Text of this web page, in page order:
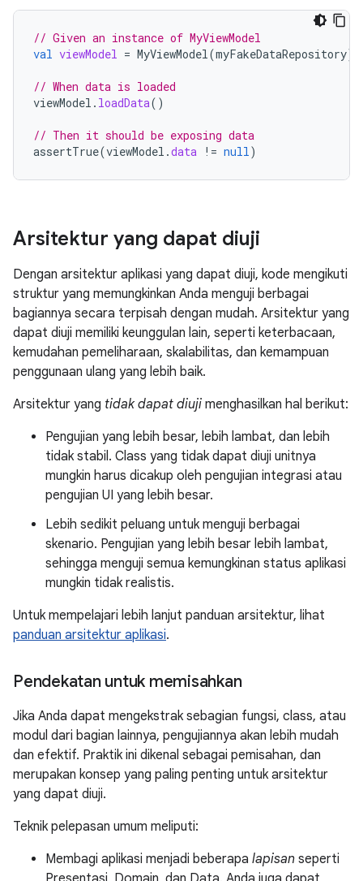
// Given an instance of MyViewModel
val viewModel = MyViewModel (myFakeDataRepository)
// When data is loaded
viewModel . loadData()
// Then it should be exposing data
assertTrue(viewModel .data != null )
Arsitektur yang dapat diuji
Dengan arsitektur aplikasi yang dapat diuji, kode mengikuti
struktur yang memungkinkan Anda menguji berbagai
bagiannya secara terpisah dengan mudah. Arsitektur yang
dapat diuji memiliki keunggulan lain, seperti keterbacaan,
kemudahan pemeliharaan, skalabilitas, dan kemampuan
penggunaan ulang yang lebih baik.
Arsitektur yang tidak dapat diuji menghasilkan hal berikut:
Pengujian yang lebih besar, lebih lambat, dan lebih
tidak stabil. Class yang tidak dapat diuji unitnya
mungkin harus dicakup oleh pengujian integrasi atau
pengujian UI yang lebih besar.
Lebih sedikit peluang untuk menguji berbagai
skenario. Pengujian yang lebih besar lebih lambat,
sehingga menguji semua kemungkinan status aplikasi
mungkin tidak realistis.
Untuk mempelajari lebih lanjut panduan arsitektur, lihat
panduan arsitektur aplikasi.
Pendekatan untuk memisahkan
Jika Anda dapat mengekstrak sebagian fungsi, class, atau
modul dari bagian lainnya, pengujiannya akan lebih mudah
dan efektif. Praktik ini dikenal sebagai pemisahan, dan
merupakan konsep yang paling penting untuk arsitektur
yang dapat diuji.
Teknik pelepasan umum meliputi:
Membagi aplikasi menjadi beberapa lapisan seperti